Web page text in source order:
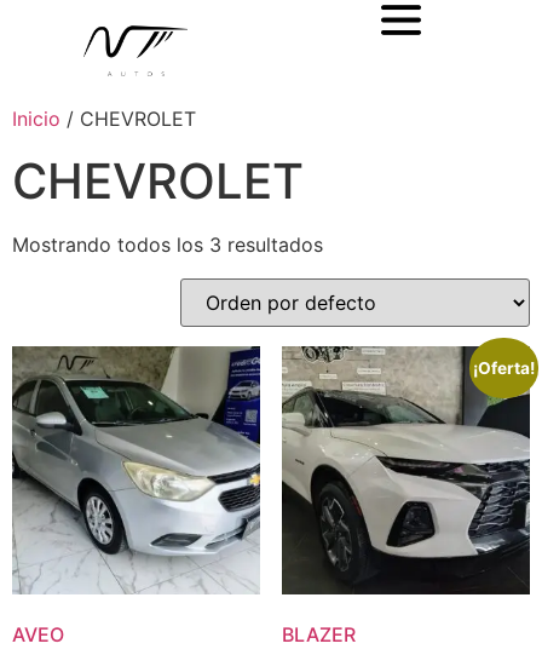
Inicio / CHEVROLET
CHEVROLET
Mostrando todos los 3 resultados
AVEO
¡Oferta!
BLAZER